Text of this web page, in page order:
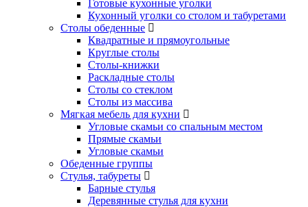
Готовые кухонные уголки
Кухонный уголки со столом и табуретами
Столы обеденные
Квадратные и прямоугольные
Круглые столы
Столы-книжки
Раскладные столы
Столы со стеклом
Столы из массива
Мягкая мебель для кухни
Угловые скамьи со спальным местом
Прямые скамьи
Угловые скамьи
Обеденные группы
Стулья, табуреты
Барные стулья
Деревянные стулья для кухни